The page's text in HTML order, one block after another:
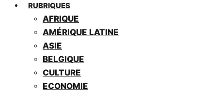
RUBRIQUES
AFRIQUE
AMÉRIQUE LATINE
ASIE
BELGIQUE
CULTURE
ECONOMIE